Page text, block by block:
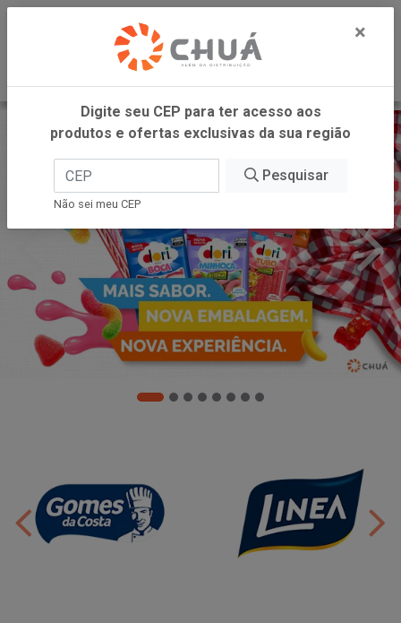
×
Digite seu CEP para ter acesso aos
produtos e ofertas exclusivas da sua região
Pesquisar
Não sei meu CEP